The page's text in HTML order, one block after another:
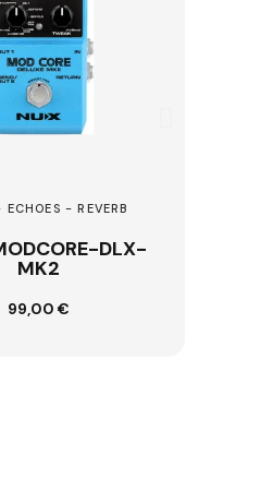
DELAY - ECHOES - REVERB
KERNOM - ELIPSE-